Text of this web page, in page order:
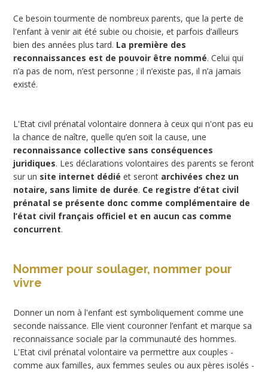
Ce besoin tourmente de nombreux parents, que la perte de
l'enfant à venir ait été subie ou choisie, et parfois d’ailleurs
bien des années plus tard. La première des
reconnaissances est de pouvoir être nommé. Celui qui
n’a pas de nom, n’est personne ; il n’existe pas, il n’a jamais
existé.
L'Etat civil prénatal volontaire donnera à ceux qui n'ont pas eu
la chance de naître, quelle qu’en soit la cause, une
reconnaissance collective sans conséquences
juridiques. Les déclarations volontaires des parents se feront
sur un site internet dédié et seront archivées chez un
notaire, sans limite de durée. Ce registre d’état civil
prénatal se présente donc comme complémentaire de
l’état civil français officiel et en aucun cas comme
concurrent.
Nommer pour soulager, nommer pour
vivre
Donner un nom à l'enfant est symboliquement comme une
seconde naissance. Elle vient couronner l’enfant et marque sa
reconnaissance sociale par la communauté des hommes.
L'Etat civil prénatal volontaire va permettre aux couples -
comme aux familles, aux femmes seules ou aux pères isolés -